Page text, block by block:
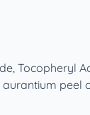
Tocopheryl
peel